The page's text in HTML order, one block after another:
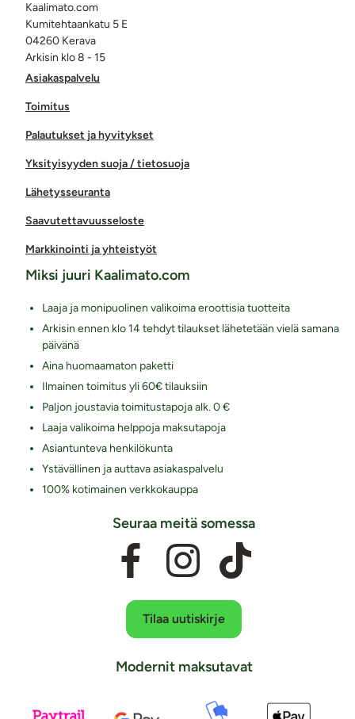
Asiakaspalvelu
Toimitus
Palautukset ja hyvitykset
Yksityisyyden suoja / tietosuoja
Lähetysseuranta
Saavutettavuusseloste
Markkinointi ja yhteistyöt
Kaalimato.com
Kumitehtaankatu 5 E
04260 Kerava
Arkisin klo 8 - 15
Miksi juuri Kaalimato.com
Laaja ja monipuolinen valikoima eroottisia tuotteita
Arkisin ennen klo 14 tehdyt tilaukset lähetetään vielä samana
päivänä
Aina huomaamaton paketti
Ilmainen toimitus yli 60€ tilauksiin
Paljon joustavia toimitustapoja alk. 0 €
Laaja valikoima helppoja maksutapoja
Asiantunteva henkilökunta
Ystävällinen ja auttava asiakaspalvelu
100% kotimainen verkkokauppa
Seuraa meitä somessa
Tilaa uutiskirje
Modernit maksutavat